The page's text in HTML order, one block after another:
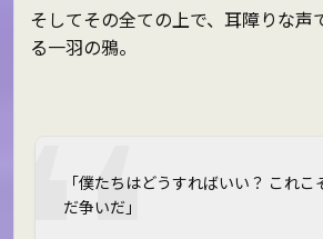
そしてその全ての上で、耳障りな声
る一羽の鴉。
「僕たちはどうすればいい？ これ
だ争いだ」